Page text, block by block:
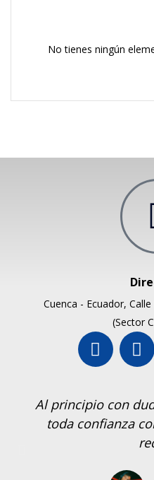
No tienes ningún
Cuenca - Ecuador,
(Sector
Al principio con
toda confianza